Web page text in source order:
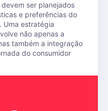
ser planejados
e preferências do
Uma estratégia
não apenas a
também a integração
do consumidor